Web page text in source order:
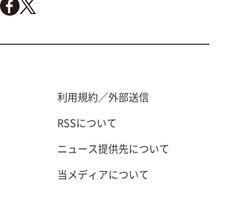
利用規約／外部送信
RSSについて
ニュース提供先について
当メディアについて